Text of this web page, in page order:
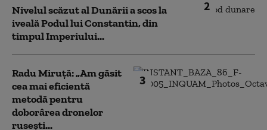
2
Nivelul scăzut al Dunării a scos la
iveală Podul lui Constantin, din
timpul Imperiului...
3
Radu Miruță: „Am găsit
cea mai eficientă
metodă pentru
doborârea dronelor
rusești...